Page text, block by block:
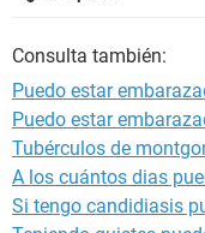
Consulta también:
Puedo estar
Puedo estar
Tubérculos de
A los cuántos dias
Si tengo candidiasis